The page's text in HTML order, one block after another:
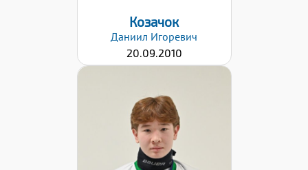
Козачок
Даниил Игоревич
20.09.2010
Хват клюшки:
Левый